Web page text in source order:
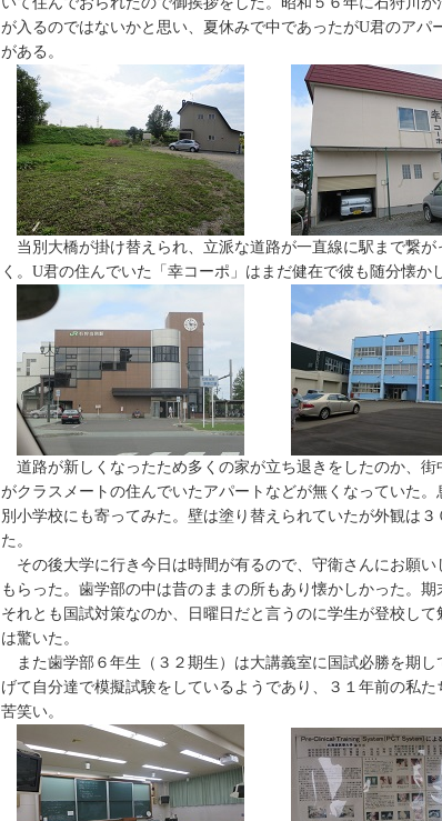
が入るのではないかと思い、夏休みで中であったがU君のアパ
がある。
当別大橋が掛け替えられ、立派な道路が一直線に駅まで繋が
く。U君の住んでいた「幸コーポ」はまだ健在で彼も随分懐か
道路が新しくなったため多くの家が立ち退きをしたのか、街
がクラスメートの住んでいたアパートなどが無くなっていた。
別小学校にも寄ってみた。壁は塗り替えられていたが外観は３
た。
その後大学に行き今日は時間が有るので、守衛さんにお願い
もらった。歯学部の中は昔のままの所もあり懐かしかった。期
それとも国試対策なのか、日曜日だと言うのに学生が登校して
は驚いた。
また歯学部６年生（３２期生）は大講義室に国試必勝を期し
げて自分達で模擬試験をしているようであり、３１年前の私た
苦笑い。